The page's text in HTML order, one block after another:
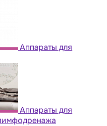
Аппараты для
Аппараты для